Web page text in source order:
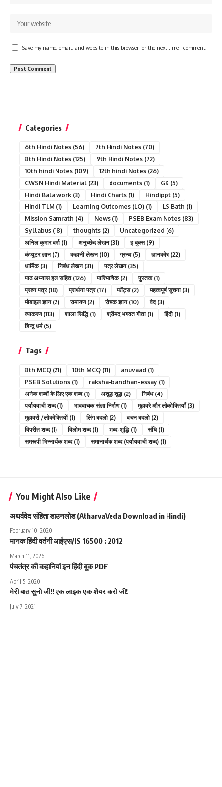
Save my name, email, and website in this browser for the next time I comment.
Categories
6th Hindi Notes (56) 7th Hindi Notes (70)
8th Hindi Notes (125) 9th Hindi Notes (72)
10th hindi Notes (109) 12th hindi Notes (26)
CWSN Hindi Material (23) documents (1) GK (5)
Hindi Bala work (3) Hindi Charts (1) Hindippt (5)
Hindi TLM (1) Learning Outcomes (LO) (1) LS Bath (1)
Mission Samrath (4) News (1) PSEB Exam Notes (83)
Syllabus (18) thoughts (2) Uncategorized (6)
अनिल कुमार वर्मा(1) अनुच्छेद लेखन(31) इ बुक्स(9)
कंप्यूटर ज्ञान(7) कहानी लेखन(10) ग्रन्थ(5) ज्ञानकोष(22)
धार्मिक(3) निबंध लेखन(31) पत्र लेखन(35)
पाठ अभ्यास हल सहित(126) पारिभाषिक(2) पुस्तक(1)
प्रश्न पत्र(18) प्रार्थना पत्र(17) फोंट्स(2) महत्वपूर्ण सूचना(3)
मोबाइल ज्ञान(2) रामायण(2) रोचक ज्ञान(10) वेद(3)
व्याकरण(113) शाला सिद्धि(1) श्रीमद भगवत गीता(1) हिंदी(1)
हिन्दु धर्म(5)
Tags
8th MCQ (21) 10th MCQ (11) anuvaad (1)
PSEB Solutions (1) raksha-bandhan-essay (1)
अनेक शब्दों के लिए एक शब्द(1) अशुद्ध शुद्ध(2) निबंध(4)
पर्यायवाची शब्द(1) भाववाचक संज्ञा निर्माण(1) मुहावरे और लोकोक्तियाँ(3)
मुहावरों /लोकोक्तियों(1) लिंग बदलो(2) वचन बदलो(2)
विपरीत शब्द(1) विलोम शब्द(1) शब्द-शुद्धि(1) संधि(1)
समरूपी भिन्नार्थक शब्द(1) समानार्थक शब्द (पर्यायवाची शब्द) (1)
You Might Also Like
अथर्ववेद संहिता डाउनलोड (AtharvaVeda Download in Hindi)
February 10, 2020
मानक हिंदी वर्तनी आईएस/IS 16500 : 2012
March 11, 2026
पंचतंत्र की कहानियां इन हिंदी बुक PDF
April 5, 2020
मेरी बात सुनो जी!! एक लाइक एक शेयर करो जी!
July 7, 2021